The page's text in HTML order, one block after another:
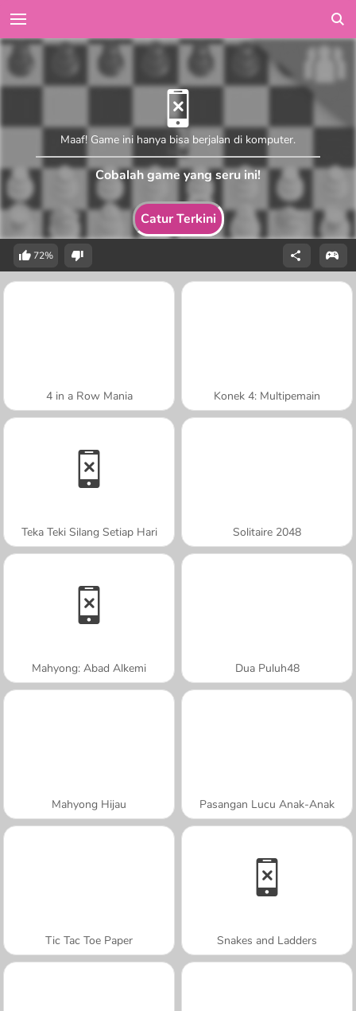
Catur Terkini
Maaf! Game ini hanya bisa berjalan di komputer.
Cobalah game yang seru ini!
72%
4 in a Row Mania Konek 4: Multipemain
Teka Teki Silang Setiap Hari Solitaire 2048
Mahyong: Abad Alkemi Dua Puluh48
Mahyong Hijau Pasangan Lucu Anak-Anak
Tic Tac Toe Paper Snakes and Ladders